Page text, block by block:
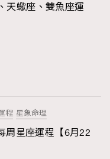
天蠍座、雙魚座運
程 星象命理
周星座運程【6月22